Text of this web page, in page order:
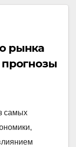
рынка
самых